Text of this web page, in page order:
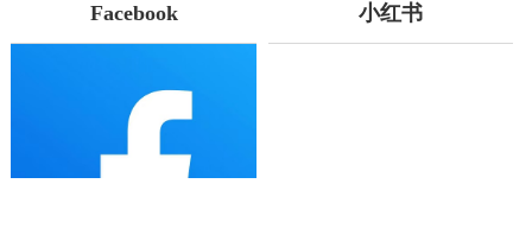
Facebook 小红书